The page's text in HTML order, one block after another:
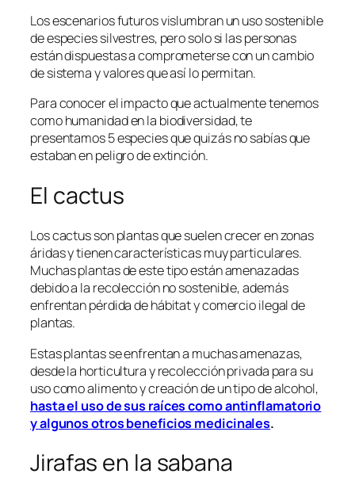
Los escenarios futuros vislumbran un uso sostenible
de especies silvestres, pero solo si las personas
están dispuestas a comprometerse con un cambio
de sistema y valores que así lo permitan.
Para conocer el impacto que actualmente tenemos
como humanidad en la biodiversidad, te
presentamos 5 especies que quizás no sabías que
estaban en peligro de extinción.
El cactus
Los cactus son plantas que suelen crecer en zonas
áridas y tienen características muy particulares.
Muchas plantas de este tipo están amenazadas
debido a la recolección no sostenible, además
enfrentan pérdida de hábitat y comercio ilegal de
plantas.
Estas plantas se enfrentan a muchas amenazas,
desde la horticultura y recolección privada para su
uso como alimento y creación de un tipo de alcohol,
hasta el uso de sus raíces como antinflamatorio
y algunos otros beneficios medicinales.
Jirafas en la sabana